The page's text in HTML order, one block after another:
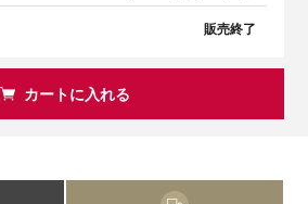
販売終了
カートに入れる